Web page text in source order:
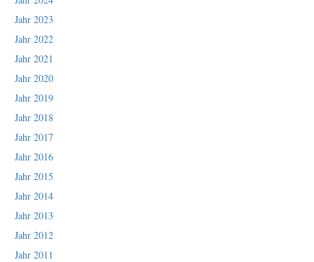
Jahr 2023
Jahr 2022
Jahr 2021
Jahr 2020
Jahr 2019
Jahr 2018
Jahr 2017
Jahr 2016
Jahr 2015
Jahr 2014
Jahr 2013
Jahr 2012
Jahr 2011